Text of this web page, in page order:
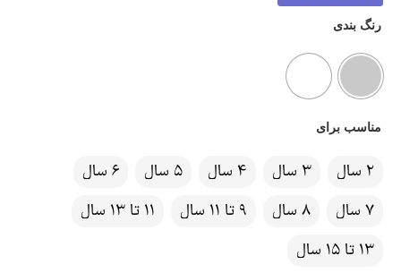
رنگ بندی
مناسب برای
2 سال 3 سال 4 سال 5 سال
6 سال
7 سال
8 سال 9 تا 11 سال
11 تا 13 سال
13 تا 15 سال